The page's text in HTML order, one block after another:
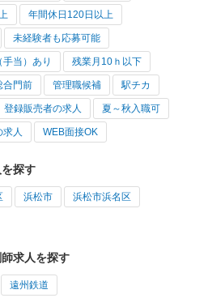
年間休日120日以上
未経験者も応募可能
当）あり 残業月10ｈ以下
合門前 管理職候補 駅チカ
登録販売者の求人 夏～秋入職可
求人 WEB面接OK
探す
浜松市 浜松市浜名区
求人を探す
遠州鉄道